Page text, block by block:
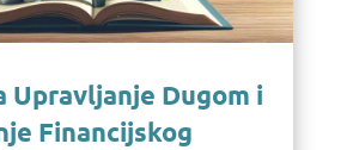
Upravljanje Dugom i
Financijskog